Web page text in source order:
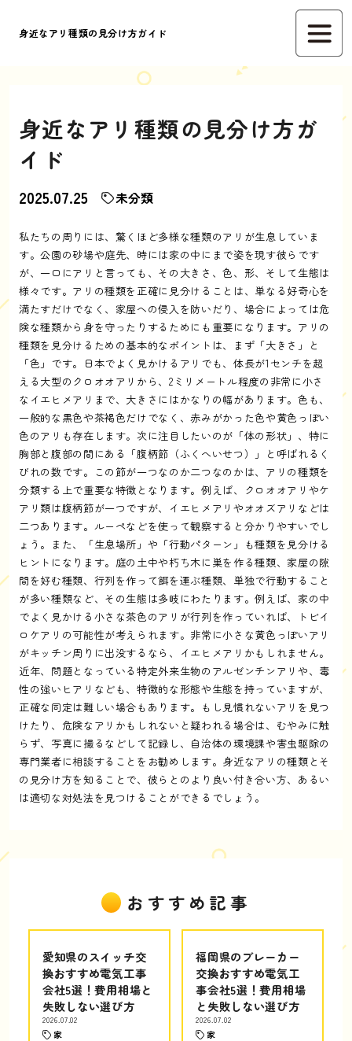
身近なアリ種類の見分け方ガイド
身近なアリ種類の見分け方ガ
イド
2025.07.25 未分類
私たちの周りには、驚くほど多様な種類のアリが生息していま
す。公園の砂場や庭先、時には家の中にまで姿を現す彼らです
が、一口にアリと言っても、その大きさ、色、形、そして生態は
様々です。アリの種類を正確に見分けることは、単なる好奇心を
満たすだけでなく、家屋への侵入を防いだり、場合によっては危
険な種類から身を守ったりするためにも重要になります。アリの
種類を見分けるための基本的なポイントは、まず「大きさ」と
「色」です。日本でよく見かけるアリでも、体長が1センチを超
える大型のクロオオアリから、2ミリメートル程度の非常に小さ
なイエヒメアリまで、大きさにはかなりの幅があります。色も、
一般的な黒色や茶褐色だけでなく、赤みがかった色や黄色っぽい
色のアリも存在します。次に注目したいのが「体の形状」、特に
胸部と腹部の間にある「腹柄節（ふくへいせつ）」と呼ばれるく
びれの数です。この節が一つなのか二つなのかは、アリの種類を
分類する上で重要な特徴となります。例えば、クロオオアリやケ
アリ類は腹柄節が一つですが、イエヒメアリやオオズアリなどは
二つあります。ルーペなどを使って観察すると分かりやすいでし
ょう。また、「生息場所」や「行動パターン」も種類を見分ける
ヒントになります。庭の土中や朽ち木に巣を作る種類、家屋の隙
間を好む種類、行列を作って餌を運ぶ種類、単独で行動すること
が多い種類など、その生態は多岐にわたります。例えば、家の中
でよく見かける小さな茶色のアリが行列を作っていれば、トビイ
ロケアリの可能性が考えられます。非常に小さな黄色っぽいアリ
がキッチン周りに出没するなら、イエヒメアリかもしれません。
近年、問題となっている特定外来生物のアルゼンチンアリや、毒
性の強いヒアリなども、特徴的な形態や生態を持っていますが、
正確な同定は難しい場合もあります。もし見慣れないアリを見つ
けたり、危険なアリかもしれないと疑われる場合は、むやみに触
らず、写真に撮るなどして記録し、自治体の環境課や害虫駆除の
専門業者に相談することをお勧めします。身近なアリの種類とそ
の見分け方を知ることで、彼らとのより良い付き合い方、あるい
は適切な対処法を見つけることができるでしょう。
おすすめ記事
愛知県のスイッチ交
換おすすめ電気工事
会社5選！費用相場と
失敗しない選び方
2026.07.02
家
福岡県のブレーカー
交換おすすめ電気工
事会社5選！費用相場
と失敗しない選び方
2026.07.02
家